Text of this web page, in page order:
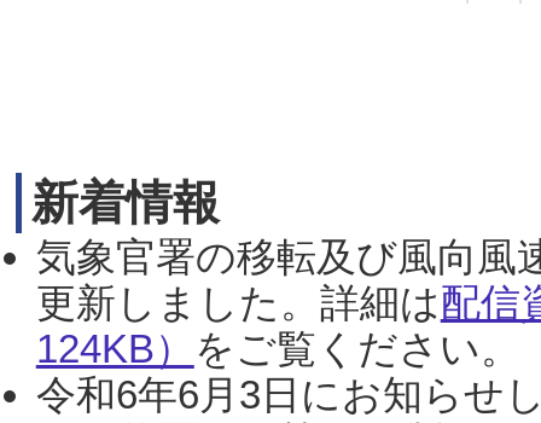
新着情報
気象官署の移転及び風向風
更新しました。詳細は配信
124KB） をご覧ください。
令和6年6月3日にお知らせ